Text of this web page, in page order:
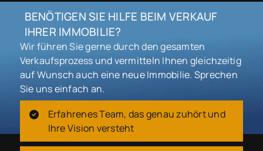
BENÖTIGEN SIE HILFE BEIM VERKAUF
IHRER IMMOBILIE?
Wir führen Sie gerne durch den gesamten
Verkaufsprozess und vermitteln Ihnen gleichzeitig
auf Wunsch auch eine neue Immobilie. Sprechen
Sie uns einfach an.
Erfahrenes Team, das genau zuhört und
Ihre Vision versteht